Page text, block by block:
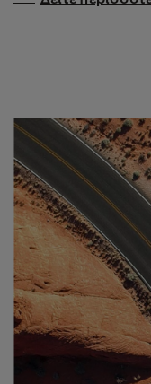
Garage
DNA ΤΗΣ
Ένα plug-in υβριδικό
Ψυχή SUV σε σώμα
Formentor, το νέο